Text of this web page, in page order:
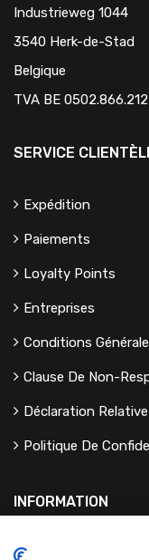
Industrieweg 1044
3540 Herk-de-Stad
Belgique
TVA BE 0502.866.212
SERVICE
Expédition
Paiements
Loyalty Points
Entreprises
Conditions
Clause De Non-
Déclaration
Politique De
INFORMATION
Coordonnées